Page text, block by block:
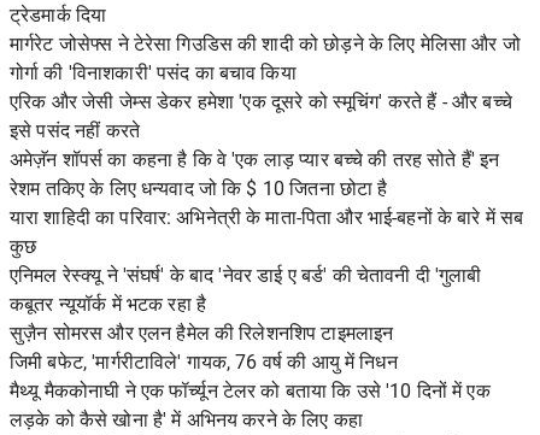
ट्रेडमार्क दिया
मार्गरेट जोसेफ्स ने टेरेसा गिउडिस की शादी को छोड़ने के लिए मेलिसा और जो
गोर्गा की 'विनाशकारी' पसंद का बचाव किया
एरिक और जेसी जेम्स डेकर हमेशा 'एक दूसरे को स्मूचिंग' करते हैं - और बच्चे
इसे पसंद नहीं करते
अमेज़ॅन शॉपर्स का कहना है कि वे 'एक लाड़ प्यार बच्चे की तरह सोते हैं' इन
रेशम तकिए के लिए धन्यवाद जो कि $ 10 जितना छोटा है
यारा शाहिदी का परिवार: अभिनेत्री के माता-पिता और भाई-बहनों के बारे में सब
कुछ
एनिमल रेस्क्यू ने 'संघर्ष' के बाद 'नेवर डाई ए बर्ड' की चेतावनी दी 'गुलाबी
कबूतर न्यूयॉर्क में भटक रहा है
सुज़ैन सोमरस और एलन हैमेल की रिलेशनशिप टाइमलाइन
जिमी बफेट, 'मार्गरीटाविले' गायक, 76 वर्ष की आयु में निधन
मैथ्यू मैककोनाघी ने एक फॉर्च्यून टेलर को बताया कि उसे '10 दिनों में एक
लड़के को कैसे खोना है' में अभिनय करने के लिए कहा